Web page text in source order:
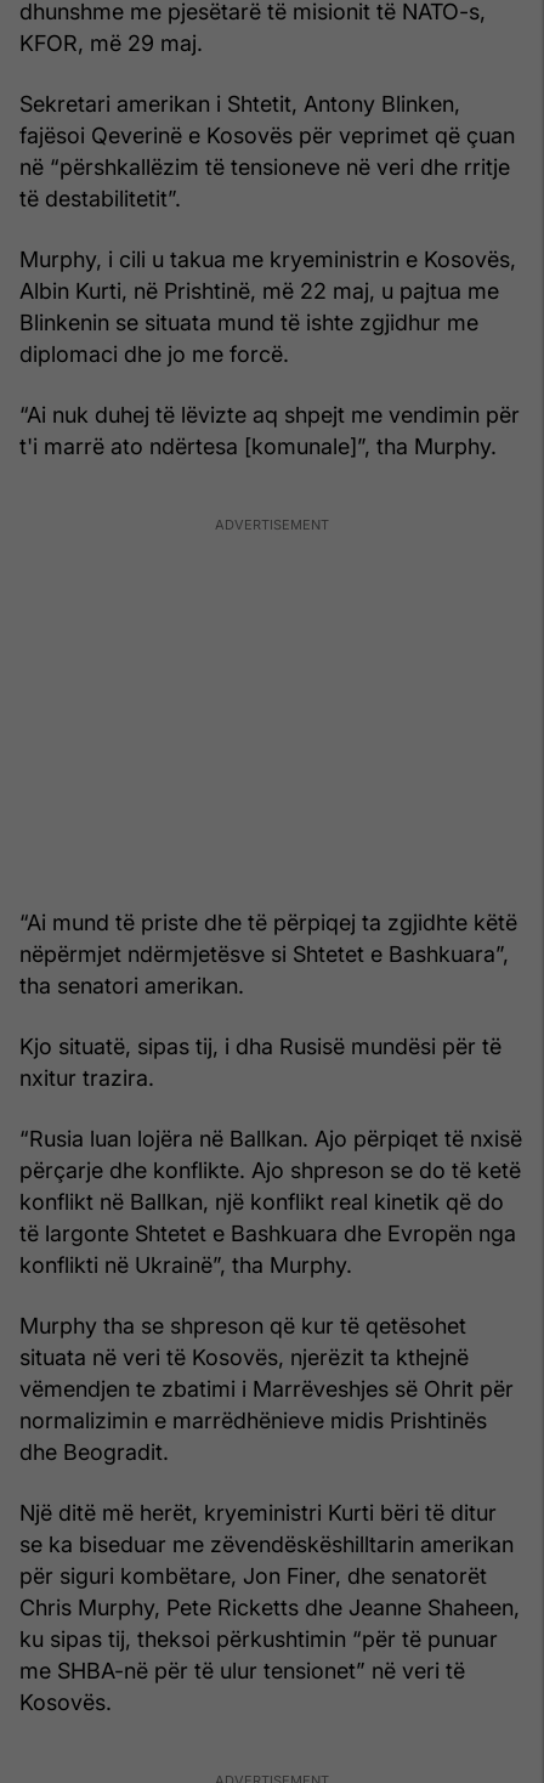
dhunshme me pjesëtarë të misionit të NATO-s,
KFOR, më 29 maj.
Sekretari amerikan i Shtetit, Antony Blinken,
fajësoi Qeverinë e Kosovës për veprimet që çuan
në “përshkallëzim të tensioneve në veri dhe rritje
të destabilitetit”.
Murphy, i cili u takua me kryeministrin e Kosovës,
Albin Kurti, në Prishtinë, më 22 maj, u pajtua me
Blinkenin se situata mund të ishte zgjidhur me
diplomaci dhe jo me forcë.
“Ai nuk duhej të lëvizte aq shpejt me vendimin për
t'i marrë ato ndërtesa [komunale]”, tha Murphy.
“Ai mund të priste dhe të përpiqej ta zgjidhte këtë
nëpërmjet ndërmjetësve si Shtetet e Bashkuara”,
tha senatori amerikan.
Kjo situatë, sipas tij, i dha Rusisë mundësi për të
nxitur trazira.
“Rusia luan lojëra në Ballkan. Ajo përpiqet të nxisë
përçarje dhe konflikte. Ajo shpreson se do të ketë
konflikt në Ballkan, një konflikt real kinetik që do
të largonte Shtetet e Bashkuara dhe Evropën nga
konflikti në Ukrainë”, tha Murphy.
Murphy tha se shpreson që kur të qetësohet
situata në veri të Kosovës, njerëzit ta kthejnë
vëmendjen te zbatimi i Marrëveshjes së Ohrit për
normalizimin e marrëdhënieve midis Prishtinës
dhe Beogradit.
Një ditë më herët, kryeministri Kurti bëri të ditur
se ka biseduar me zëvendëskëshilltarin amerikan
për siguri kombëtare, Jon Finer, dhe senatorët
Chris Murphy, Pete Ricketts dhe Jeanne Shaheen,
ku sipas tij, theksoi përkushtimin “për të punuar
me SHBA-në për të ulur tensionet” në veri të
Kosovës.